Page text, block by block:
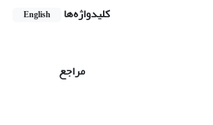
کلیدواژه‌ها English
مراجع